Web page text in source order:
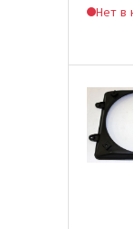
Нет в